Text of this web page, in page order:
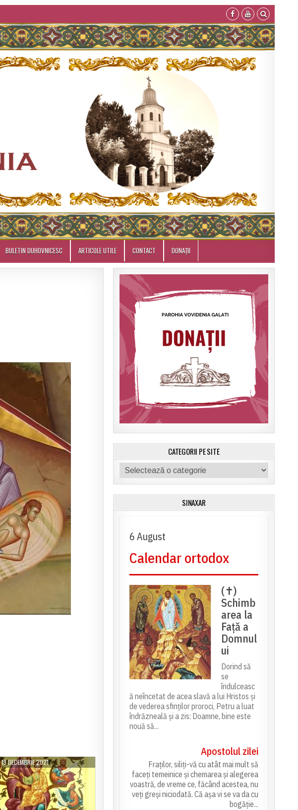
BULETIN DUHOVNICESC ARTICOLE UTILE CONTACT DONAȚII
19 DECEMBRIE 2021
CATEGORII PE SITE
Categorii
pe
site
SINAXAR
6 August
Calendar ortodox
(✝)
Schimb
area la
Față a
Domnul
ui
Dorind să
se
îndulceasc
ă neîncetat de acea slavă a lui Hristos și
de vederea sfinților proroci, Petru a luat
îndrăzneală și a zis: Doamne, bine este
nouă să...
Apostolul zilei
Fraților, siliți-vă cu atât mai mult să
faceți temeinice și chemarea și alegerea
voastră, de vreme ce, făcând acestea, nu
veți greși niciodată. Că așa vi se va da cu
bogăție...